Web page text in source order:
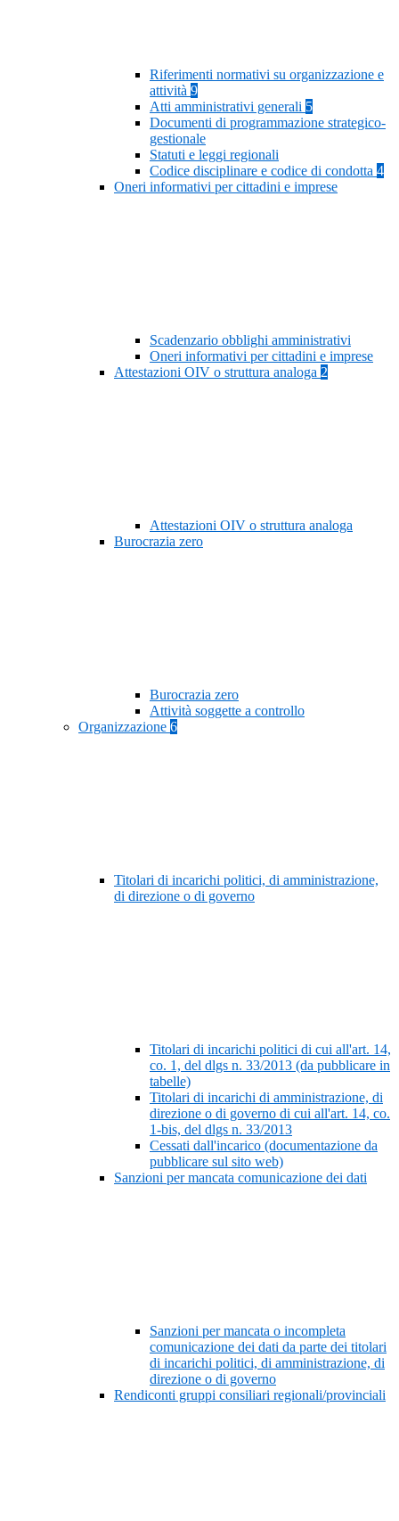
Riferimenti normativi su organizzazione e
attività 9
Atti amministrativi generali 5
Documenti di programmazione strategico-
gestionale
Statuti e leggi regionali
Codice disciplinare e codice di condotta 4
Oneri informativi per cittadini e imprese
Scadenzario obblighi amministrativi
Oneri informativi per cittadini e imprese
Attestazioni OIV o struttura analoga 2
Attestazioni OIV o struttura analoga
Burocrazia zero
Burocrazia zero
Attività soggette a controllo
Organizzazione 6
Titolari di incarichi politici, di amministrazione,
di direzione o di governo
Titolari di incarichi politici di cui all'art. 14,
co. 1, del dlgs n. 33/2013 (da pubblicare in
tabelle)
Titolari di incarichi di amministrazione, di
direzione o di governo di cui all'art. 14, co.
1-bis, del dlgs n. 33/2013
Cessati dall'incarico (documentazione da
pubblicare sul sito web)
Sanzioni per mancata comunicazione dei dati
Sanzioni per mancata o incompleta
comunicazione dei dati da parte dei titolari
di incarichi politici, di amministrazione, di
direzione o di governo
Rendiconti gruppi consiliari regionali/provinciali